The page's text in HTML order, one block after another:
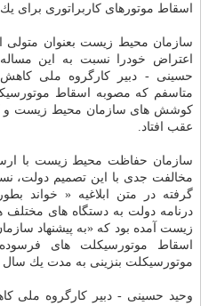
اسقاط موتورهای كاربراتوری برای یك
سازمان محیط زیست بعنوان متولی
اعتراض خودرا نسبت به این مساله
حسینی - دبیر كارگروه ملی
متاسفم كه مصوبه اسقاط
كوشش های سازمان محیط زیست و
عقب افتاد.
سازمان حفاظت محیط زیست با
مخالفت جدی با این تصمیم دولت،
گرفته در متن ابلاغیه « خواند
درنامه دولت به دستگاه های
زیست آمده بود كه «به پیشنهاد
اسقاط موتورسیكلت های
موتورسیكلت بنزینی به مدت یك سال
وحید حسینی - دبیر كارگروه ملی